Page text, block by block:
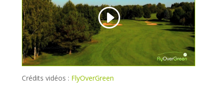
Crédits vidéos : FlyOverGreen